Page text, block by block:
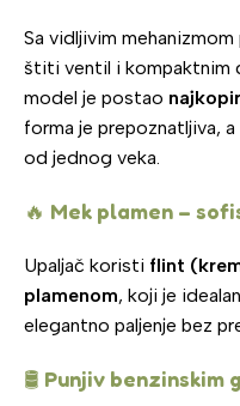
Sa vidljivim
štiti ventil i kompaktnim
model je postao
forma je prepoznatljiva,
od jednog veka.
🔥 Mek plamen –
Upaljač koristi flint
plamenom, koji je
elegantno paljenje bez
🛢️ Punjiv benzinskim